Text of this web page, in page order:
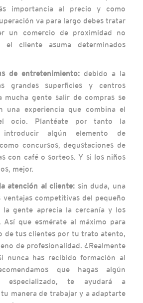
importancia al precio y como
va para largo debes tratar
un comercio de proximidad no
el cliente asuma determinados
de entretenimiento: debido a la
grandes superficies y centros
mucha gente salir de compras se
una experiencia que combina el
ocio. Plantéate por tanto la
algún elemento de
concursos, degustaciones de
con café o sorteos. Y si los niños
mejor.
atención al cliente: sin duda, una
ventajas competitivas del pequeño
la gente aprecia la cercanía y los
Así que esmérate al máximo para
de tus clientes por tu trato atento,
de profesionalidad. ¿Realmente
nunca has recibido formación al
que hagas algún
especializado, te ayudará a
manera de trabajar y a adaptarte